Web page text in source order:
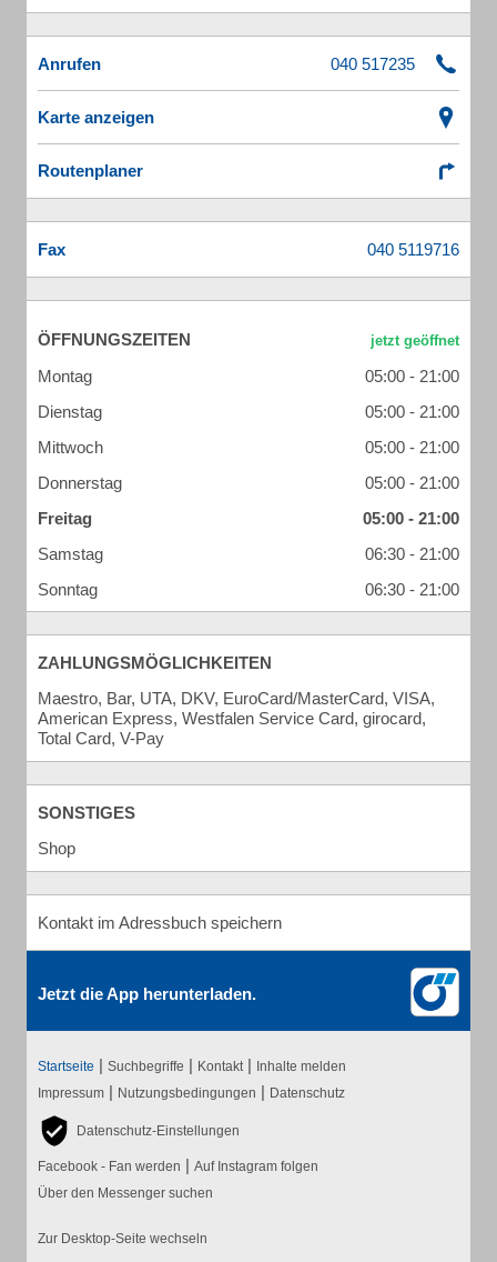
Anrufen
Karte anzeigen
Routenplaner
Fax
ÖFFNUNGSZEITEN
Montag
05:00 - 21:00
Dienstag
05:00 - 21:00
Mittwoch
05:00 - 21:00
Donnerstag
05:00 - 21:00
Freitag
05:00 - 21:00
Samstag
06:30 - 21:00
Sonntag
06:30 - 21:00
ZAHLUNGSMÖGLICHKEITEN
Maestro, Bar, UTA, DKV, EuroCard/MasterCard, VISA,
American Express, Westfalen Service Card, girocard,
Total Card, V-Pay
SONSTIGES
Shop
Kontakt im Adressbuch speichern
Jetzt die App herunterladen.
Startseite | Suchbegriffe | Kontakt | Inhalte melden
Impressum | Nutzungsbedingungen | Datenschutz
Datenschutz-Einstellungen
Facebook - Fan werden | Auf Instagram folgen
Über den Messenger suchen
Zur Desktop-Seite wechseln